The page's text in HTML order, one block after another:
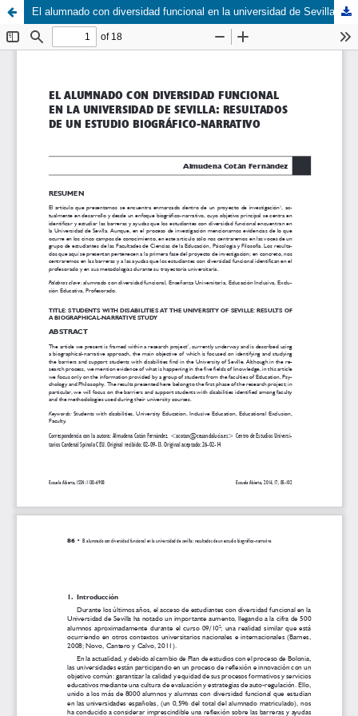
El alumnado con diversidad funcional en la universidad de Sevilla: resultados de un estudio biográfico-narrativo